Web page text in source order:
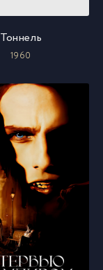
Тоннель
1960